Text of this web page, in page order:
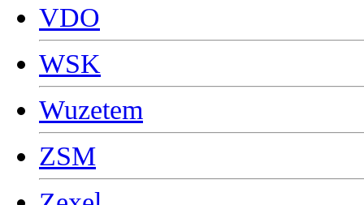
VDO
WSK
Wuzetem
ZSM